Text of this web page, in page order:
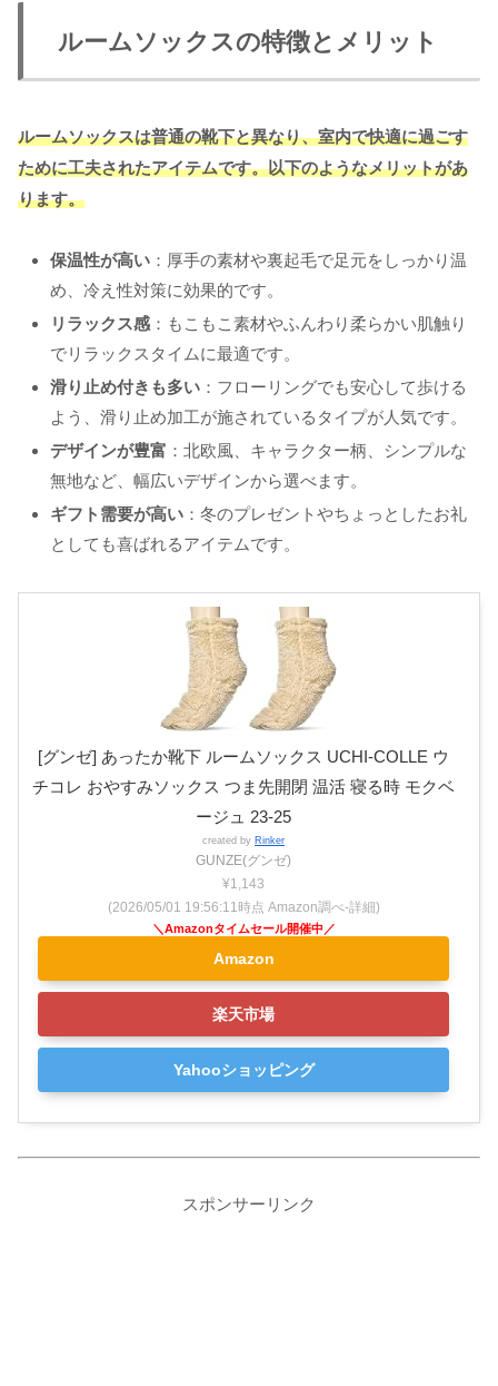
ルームソックスの特徴とメリット
ルームソックスは普通の靴下と異なり、室内で快適に過ごす
ために工夫されたアイテムです。以下のようなメリットがあ
ります。
保温性が高い ：厚手の素材や裏起毛で足元をしっかり温
め、冷え性対策に効果的です。
リラックス感 ：もこもこ素材やふんわり柔らかい肌触り
でリラックスタイムに最適です。
滑り止め付きも多い ：フローリングでも安心して歩ける
よう、滑り止め加工が施されているタイプが人気です。
デザインが豊富 ：北欧風、キャラクター柄、シンプルな
無地など、幅広いデザインから選べます。
ギフト需要が高い ：冬のプレゼントやちょっとしたお礼
としても喜ばれるアイテムです。
[グンゼ] あったか靴下 ルームソックス UCHI-COLLE ウ
チコレ おやすみソックス つま先開閉 温活 寝る時 モクベ
ージュ 23-25
created by Rinker
GUNZE(グンゼ)
¥1,143
(2026/05/01 19:56:11時点 Amazon調べ-詳細)
Amazon
楽天市場
Yahooショッピング
スポンサーリンク